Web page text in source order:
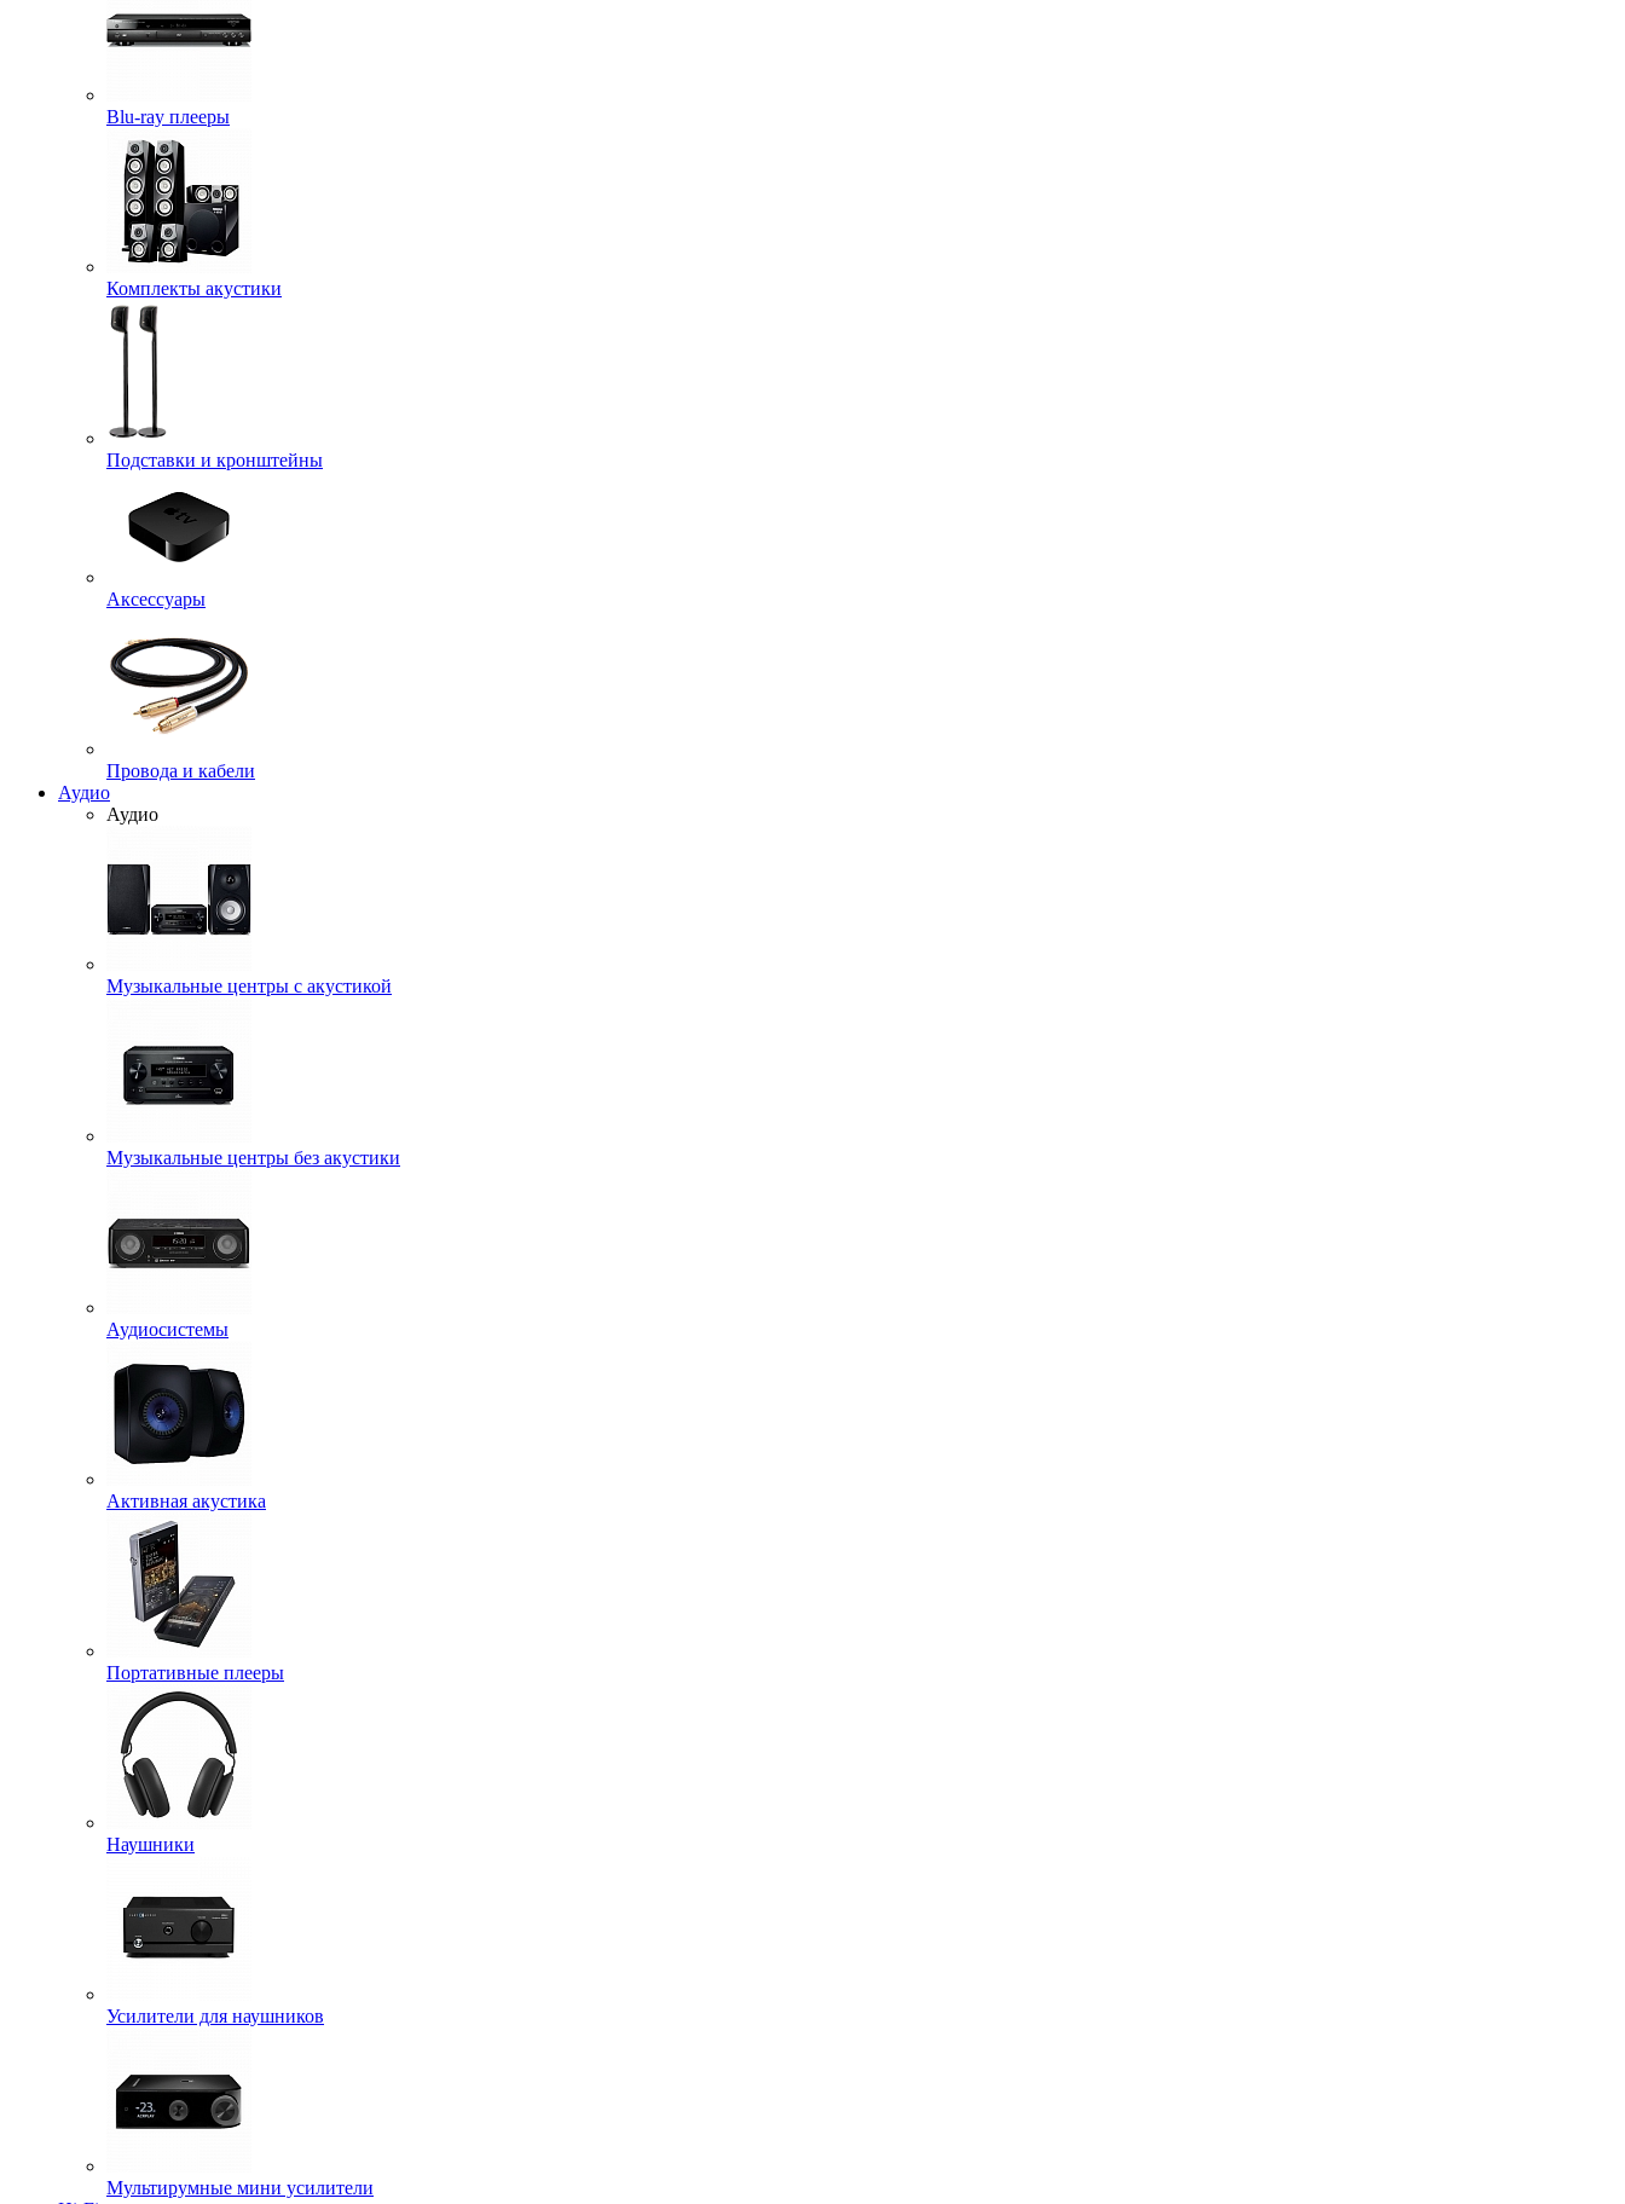
Blu-ray плееры
Комплекты акустики
Подставки и кронштейны
Аксессуары
Провода и кабели
Аудио
Аудио
Музыкальные центры с акустикой
Музыкальные центры без акустики
Аудиосистемы
Активная акустика
Портативные плееры
Наушники
Усилители для наушников
Мультирумные мини усилители